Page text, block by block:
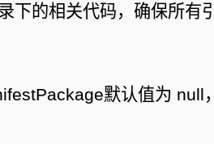
下的相关代码，确保所有
默认值为 null